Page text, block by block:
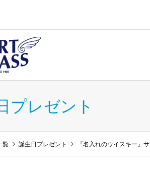
プレゼント
覧 誕生日プレゼント 『名入れのウイスキー』